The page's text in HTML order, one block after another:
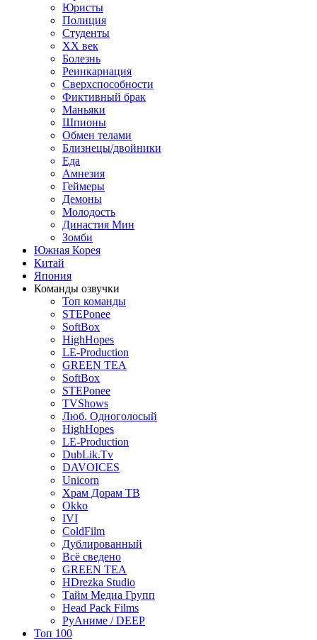
Юристы
Полиция
Студенты
ХХ век
Болезнь
Реинкарнация
Сверхспособности
Фиктивный брак
Маньяки
Шпионы
Обмен телами
Близнецы/двойники
Еда
Амнезия
Геймеры
Демоны
Молодость
Династия Мин
Зомби
Южная Корея
Китай
Япония
Команды озвучки
Топ команды
STEPonee
SoftBox
HighHopes
LE-Production
GREEN TEA
SoftBox
STEPonee
TVShows
Люб. Одноголосый
HighHopes
LE-Production
DubLik.Tv
DAVOICES
Unicorn
Храм Дорам ТВ
Okko
IVI
ColdFilm
Дублированный
Всё сведено
GREEN TEA
HDrezka Studio
Тайм Медиа Групп
Head Pack Films
РуАниме / DEEP
Топ 100